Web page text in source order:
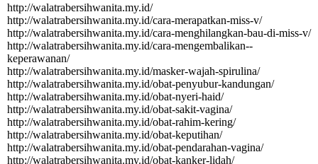
http:­//­walatrabersihwanita.­my.­id/­
http:­//­walatrabersihwanita.­my.­id/­cara-­merapatkan-­miss-­v/­
http:­//­walatrabersihwanita.­my.­id/­cara-­menghilangkan-­bau-­di-­miss-­v/­
http:­//­walatrabersihwanita.­my.­id/­cara-­mengembalikan-­
keperawanan/­
http:­//­walatrabersihwanita.­my.­id/­masker-­wajah-­spirulina/­
http:­//­walatrabersihwanita.­my.­id/­obat-­penyubur-­kandungan/­
http:­//­walatrabersihwanita.­my.­id/­obat-­nyeri-­haid/­
http:­//­walatrabersihwanita.­my.­id/­obat-­sakit-­vagina/­
http:­//­walatrabersihwanita.­my.­id/­obat-­rahim-­kering/­
http:­//­walatrabersihwanita.­my.­id/­obat-­keputihan/­
http:­//­walatrabersihwanita.­my.­id/­obat-­pendarahan-­vagina/­
http:­//­walatrabersihwanita.­my.­id/­obat-­kanker-­lidah/­